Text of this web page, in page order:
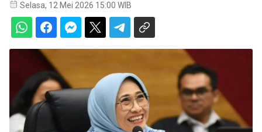
Selasa, 12 Mei 2026 15:00 WIB